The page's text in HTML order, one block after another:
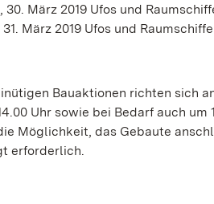
30. März 2019 Ufos und
März 2019 Ufos und
Bauaktionen richten sich
Uhr sowie bei Bedarf auch
Möglichkeit, das Gebaute
erforderlich.